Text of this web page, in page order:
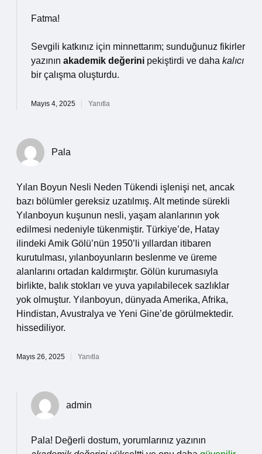
Fatma!
Sevgili katkınız için minnettarım; sunduğunuz fikirler
yazının akademik değerini pekiştirdi ve daha kalıcı
bir çalışma oluşturdu.
Mayıs 4, 2025 Yanıtla
Pala
Yılan Boyun Nesli Neden Tükendi işlenişi net, ancak
bazı bölümler gereksiz uzatılmış. Alt metinde sürekli
Yılanboyun kuşunun nesli, yaşam alanlarının yok
edilmesi nedeniyle tükenmiştir. Türkiye’de, Hatay
ilindeki Amik Gölü’nün 1950’li yıllardan itibaren
kurutulması, yılanboyunların beslenme ve üreme
alanlarını ortadan kaldırmıştır. Gölün kurumasıyla
birlikte, balık stokları ve yuva yapılabilecek sazlıklar
yok olmuştur. Yılanboyun, dünyada Amerika, Afrika,
Hindistan, Avustralya ve Yeni Gine’de görülmektedir.
hissediliyor.
Mayıs 26, 2025 Yanıtla
admin
Pala! Değerli dostum, yorumlarınız yazının